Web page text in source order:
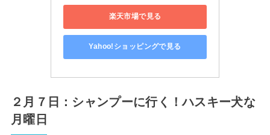
楽天市場で見る
Yahoo!ショッピングで見る
２月７日：シャンプーに行く！ハスキー犬な
月曜日